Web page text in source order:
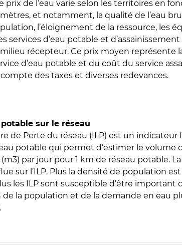
prix de l’eau varie selon les territoires en
et notamment, la qualité de l’eau
l’éloignement de la ressource, les
services d’eau potable et d’assainissement
récepteur. Ce prix moyen représente
d’eau potable et du coût du service
des taxes et diverses redevances.
sur le réseau
de Perte du réseau (ILP) est un indicateur
potable qui permet d’estimer le volume
par jour pour 1 km de réseau potable.
sur l’ILP. Plus la densité de population est
les ILP sont susceptible d’être important
la population et de la demande en eau